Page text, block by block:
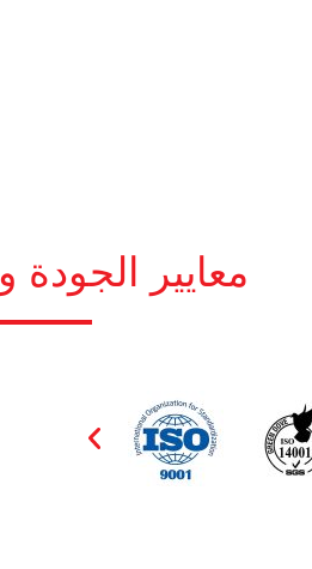
معايير الجودة